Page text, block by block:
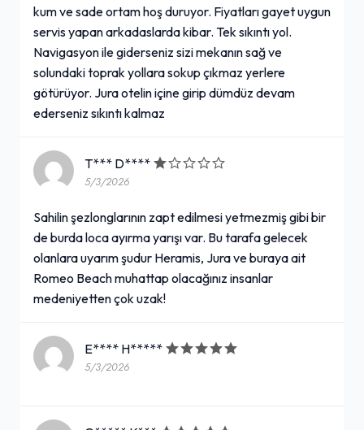
kum ve sade ortam hoş duruyor. Fiyatları gayet uygun
servis yapan arkadaslarda kibar. Tek sıkıntı yol.
Navigasyon ile giderseniz sizi mekanın sağ ve
solundaki toprak yollara sokup çıkmaz yerlere
götürüyor. Jura otelin içine girip dümdüz devam
ederseniz sıkıntı kalmaz
T*** D****
5/3/2026
Sahilin şezlonglarının zapt edilmesi yetmezmiş gibi bir
de burda loca ayırma yarışı var. Bu tarafa gelecek
olanlara uyarım şudur Heramis, Jura ve buraya ait
Romeo Beach muhattap olacağınız insanlar
medeniyetten çok uzak!
E**** H*****
5/3/2026